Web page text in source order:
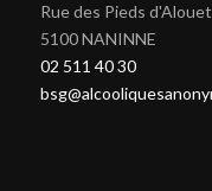
Rue des Pieds
5100 NANINNE
02 511 40 30